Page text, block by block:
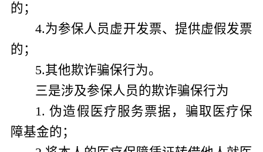
的；
4.为参保人员虚开发票、提供虚假发票
的；
5.其他欺诈骗保行为。
三是涉及参保人员的欺诈骗保行为
1.伪造假医疗服务票据，骗取医疗保
障基金的；